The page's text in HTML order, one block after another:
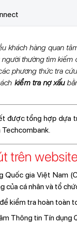
khách hàng quan
thường tìm kiếm
phương thức tra
kiểm tra nợ xấu
được tổng hợp dựa
Techcombank.
trên
gia Việt Nam
của cá nhân và tổ
kiểm tra hoàn toàn
Thông tin Tín dụng